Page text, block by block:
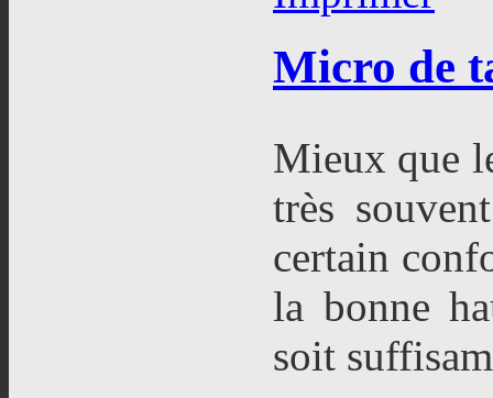
Micro de
Mieux que
très
certain
la bonne
soit